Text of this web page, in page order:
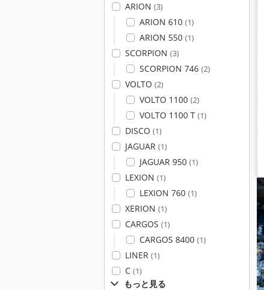
ARION (3)
ARION 610 (1)
ARION 550 (1)
SCORPION (3)
SCORPION 746 (2)
VOLTO (2)
VOLTO 1100 (2)
VOLTO 1100 T (1)
DISCO (1)
JAGUAR (1)
JAGUAR 950 (1)
LEXION (1)
LEXION 760 (1)
XERION (1)
CARGOS (1)
CARGOS 8400 (1)
LINER (1)
C (1)
もっと見る